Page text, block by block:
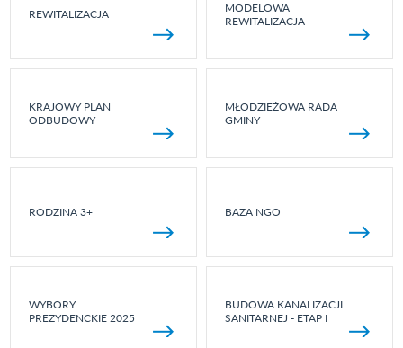
REWITALIZACJA
MODELOWA
REWITALIZACJA
KRAJOWY PLAN
ODBUDOWY
MŁODZIEŻOWA RADA
GMINY
RODZINA 3+ BAZA NGO
WYBORY
PREZYDENCKIE 2025
BUDOWA KANALIZACJI
SANITARNEJ - ETAP I